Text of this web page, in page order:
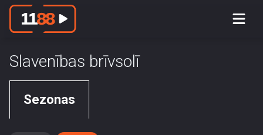
Slavenības brīvsolī
Sezonas